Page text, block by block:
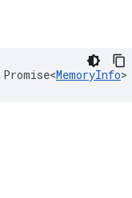
Promise<MemoryInfo>